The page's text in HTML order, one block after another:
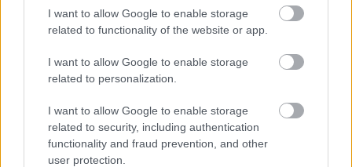
I want to allow Google to enable storage
related to functionality of the website or app.
I want to allow Google to enable storage
related to personalization.
I want to allow Google to enable storage
related to security, including authentication
functionality and fraud prevention, and other
user protection.
Többé nem lehet tiltott területre
repülni a DJI drónokkal
Hardver| 2015.11.19 10:31
Számítógépet csomagolt az új
drónjára a DJI
| 2015.11.03 10:02